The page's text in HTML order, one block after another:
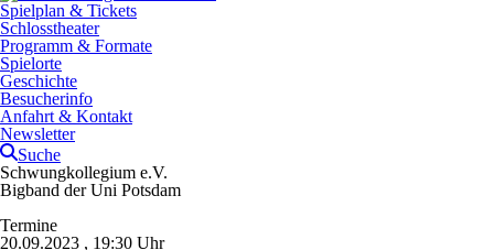
Spielplan & Tickets
Schlosstheater
Programm & Formate
Spielorte
Geschichte
Besucherinfo
Anfahrt & Kontakt
Newsletter
Suche
Schwungkollegium e.V.
Bigband der Uni Potsdam
Termine
20.09.2023 , 19:30 Uhr